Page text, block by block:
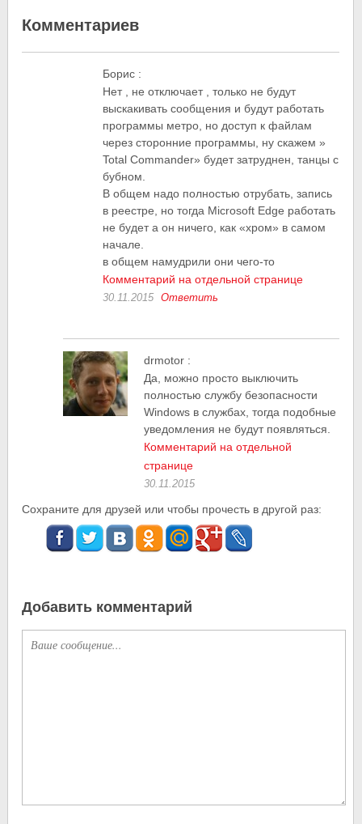
Комментариев
Борис :
Нет , не отключает , только не будут
выскакивать сообщения и будут работать
программы метро, но доступ к файлам
через сторонние программы, ну скажем »
Total Commander» будет затруднен, танцы с
бубном.
В общем надо полностью отрубать, запись
в реестре, но тогда Microsoft Edge работать
не будет а он ничего, как «хром» в самом
начале.
в общем намудрили они чего-то
Комментарий на отдельной странице
30.11.2015 Ответить
drmotor :
Да, можно просто выключить
полностью службу безопасности
Windows в службах, тогда подобные
уведомления не будут появляться.
Комментарий на отдельной
странице
30.11.2015
Сохраните для друзей или чтобы прочесть в другой раз:
Добавить комментарий